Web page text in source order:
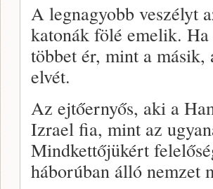
A legnagyobb veszélyt
katonák fölé emelik.
többet ér, mint a
elvét.
Az ejtőernyős, aki a
Izrael fia, mint az
Mindkettőjükért
háborúban álló nemzet